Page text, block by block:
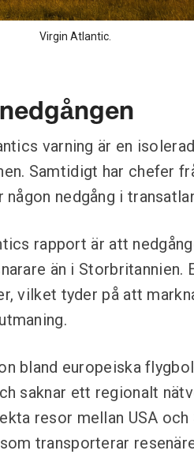
Virgin Atlantic.
varning är en
Samtidigt har chefer
nedgång i
rapport är att
än i Storbritannien.
vilket tyder på att
bland europeiska
saknar ett regionalt
resor mellan USA
transporterar